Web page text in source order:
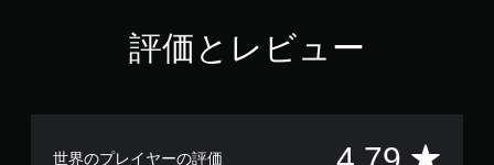
評価とレビュー
世界のプレイヤーの評価
評